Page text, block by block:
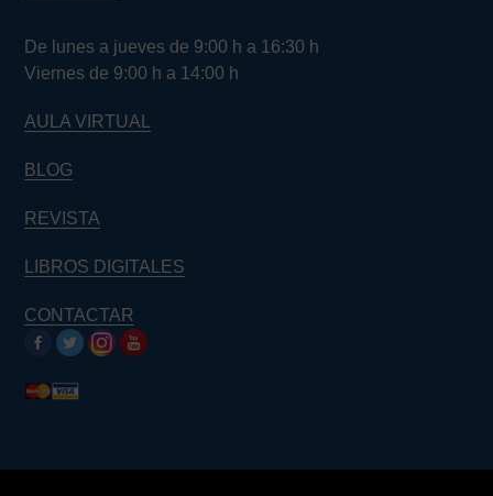
De lunes a jueves de 9:00 h a 16:30 h
Viernes de 9:00 h a 14:00 h
AULA VIRTUAL
BLOG
REVISTA
LIBROS DIGITALES
CONTACTAR